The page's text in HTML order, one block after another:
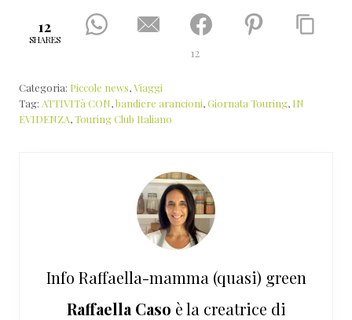
12
SHARES
12
Categoria: Piccole news,Viaggi
Tag: ATTIVITà CON,bandiere arancioni,Giornata Touring, IN
EVIDENZA,Touring Club Italiano
Info Raffaella-mamma (quasi) green
Raffaella Caso è la creatrice di